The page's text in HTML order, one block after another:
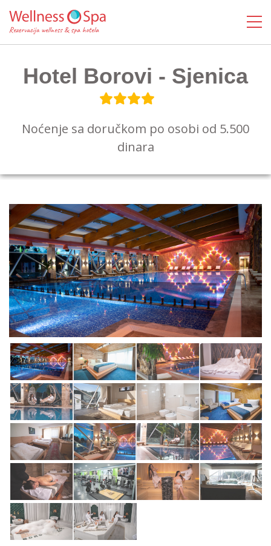
Hotel Borovi - Sjenica
Noćenje sa doručkom po osobi od 5.500
dinara